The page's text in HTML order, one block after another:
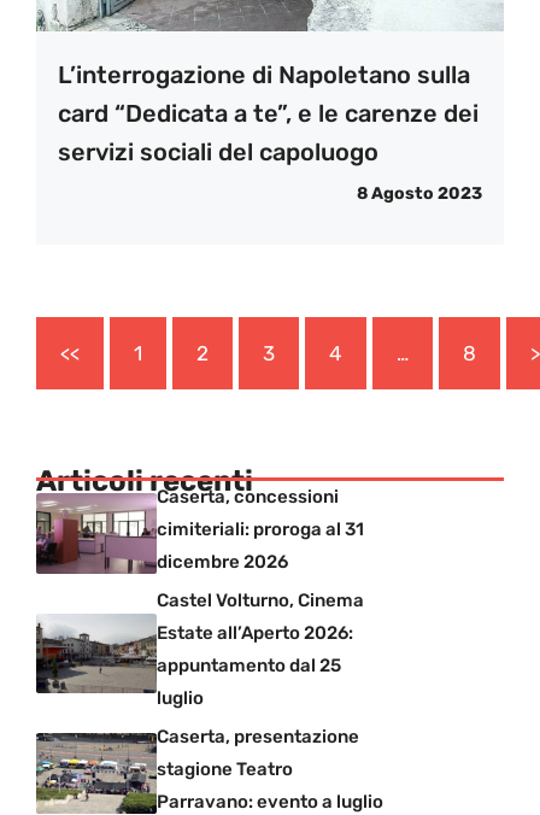
L’interrogazione di Napoletano sulla
card “Dedicata a te”, e le carenze dei
servizi sociali del capoluogo
8 Agosto 2023
<< 1 2 3 4 … 8
Articoli recenti
Caserta, concessioni
cimiteriali: proroga al 31
dicembre 2026
Castel Volturno, Cinema
Estate all’Aperto 2026:
appuntamento dal 25
luglio
Caserta, presentazione
stagione Teatro
Parravano: evento a luglio